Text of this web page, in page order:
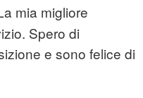
mia migliore
Spero di
e sono felice di